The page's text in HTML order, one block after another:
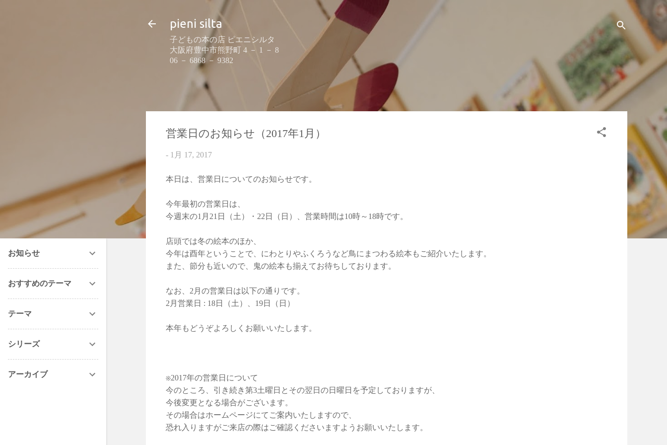
スキップしてメイン コンテンツに移動
pieni silta
子どもの本の店 ピエニシルタ
大阪府豊中市熊野町 4 － 1 － 8
06 － 6868 － 9382
営業日のお知らせ（2017年1月）
- 1月 17, 2017
本日は、営業日についてのお知らせです。
今年最初の営業日は、
今週末の1月21日（土）・22日（日）、営業時間は10時～18時です。
店頭では冬の絵本のほか、
今年は酉年ということで、にわとりやふくろうなど鳥にまつわる絵本もご紹介いたします。
また、節分も近いので、鬼の絵本も揃えてお待ちしております。
なお、2月の営業日は以下の通りです。
2月営業日 : 18日（土）、19日（日）
本年もどうぞよろしくお願いいたします。
※2017年の営業日について
今のところ、引き続き第3土曜日とその翌日の日曜日を予定しておりますが、
今後変更となる場合がございます。
その場合はホームページにてご案内いたしますので、
恐れ入りますがご来店の際はご確認くださいますようお願いいたします。
お知らせ
おすすめのテーマ
テーマ
シリーズ
アーカイブ